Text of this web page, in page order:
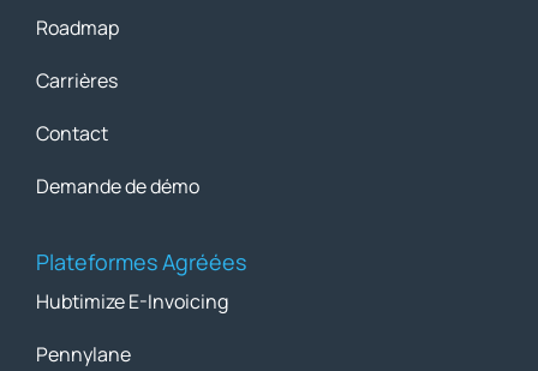
Roadmap
Carrières
Contact
Demande de démo
Plateformes Agréées
Hubtimize E-Invoicing
Pennylane